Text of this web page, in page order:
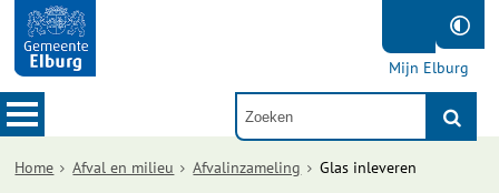
Mijn Elburg
Home Afval en milieu Afvalinzameling Glas inleveren